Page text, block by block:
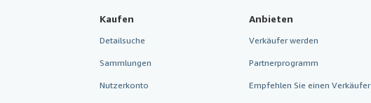
Kaufen
Detailsuche
Sammlungen
Nutzerkonto
Anbieten
Verkäufer werden
Partnerprogramm
Empfehlen Sie einen Verkäufer